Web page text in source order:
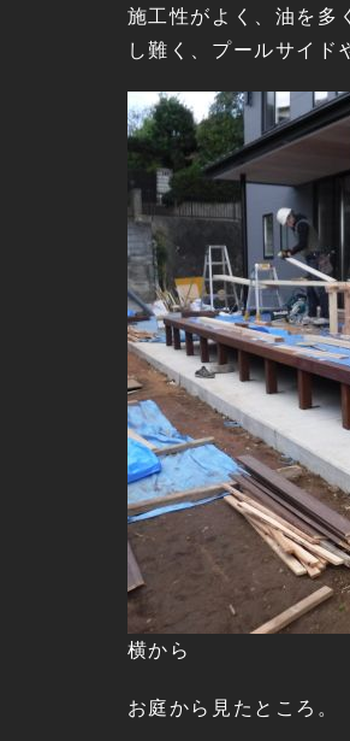
施工性がよく、油を多
し難く、プールサイド
横から
お庭から見たところ。